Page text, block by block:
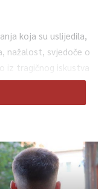
koja su uslijedila,
nažalost, svjedoče o
iz tragičnog iskustva
svjetskog rata
i posljedica
prouzročili, ubijajući
ubjeđenja, ili